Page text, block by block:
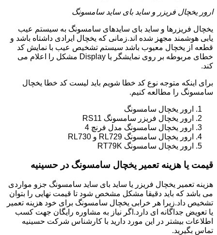
ارور یخچال فریزر و ساید بای ساید سامسونگ
یخچال فریزرها و ساید بای سایدهای سامسونگ به سیستم عیب
یابی هوشمند مجهز شده اند.زمانی که یخچال ایرادی داشتاه باشد و
قطعه از یخچال معیوب باشد سیستم تشخیص عیب با نمایش کد
خطای مربوطه بر روی نمایشگر یا Display مشکل را اعلام می
کند.
برای اینکه متوجه نوع کد خطا شویم باید لیست کد خطا یخچال
سامسونگ را مطالعه کنیم.
ارور یخچال سامسونگ
ارور یخچال فریزر سامسونگ RS11
ارور یخچال سامسونگ مدل فرنچ 4
ارور یخچال سامسونگ RL729 و RL730
ارور یخچال سامسونگ RT79K
قیمت یا هزینه تعمیر یخچال سامسونگ در حسینیه
هزینه تعمیر یخچال فریزر یا ساید بای ساید سامسونگ جزو مواردی
می باشد که باید دقیقا مشکل مشخص شود تا قیمت نهایی را بتوان
تشخیص داد.زیرا هر خرابی یخچال سامسونگ برای خود هزینه تعمیر
یا تعویض جداگانه ای دارد.اگر نیاز به مشاوره رایگان جهت کسب
اطلاعات بیشتر در این مورد دارید با کارشناس شرکت حسینیه
تماس بگیرید.